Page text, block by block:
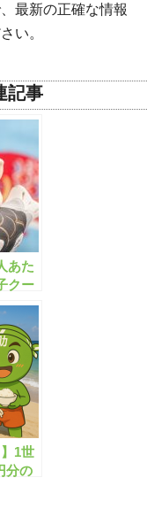
最新の正確な情報
い。
記事
あた
クー
しま
1世
分の